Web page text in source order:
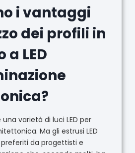
i vantaggi
dei profili in
LED
varietà di luci LED per
Ma gli estrusi LED
da progettisti e